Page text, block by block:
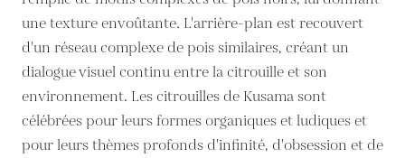
une texture envoûtante. L'arrière-plan est recouvert
d'un réseau complexe de pois similaires, créant un
dialogue visuel continu entre la citrouille et son
environnement. Les citrouilles de Kusama sont
célébrées pour leurs formes organiques et ludiques et
pour leurs thèmes profonds d'infinité, d'obsession et de